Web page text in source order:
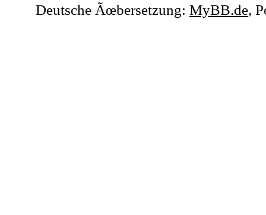
Deutsche Ãœbersetzung: MyBB.de,